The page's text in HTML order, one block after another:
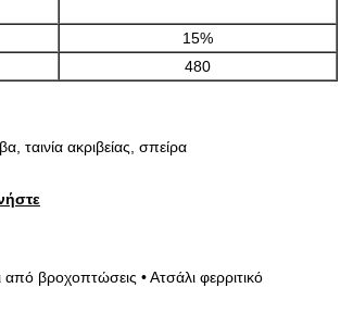
15%
480
ταινία ακριβείας, σπείρα
από βροχοπτώσεις • Ατσάλι φερριτικό